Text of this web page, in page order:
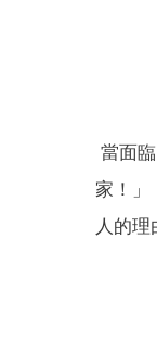
當面
家！」
人的